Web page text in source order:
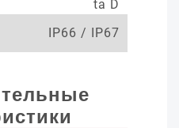
ta D
IP66 / IP67